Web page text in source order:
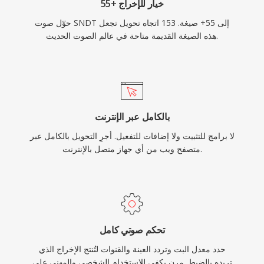
55+ خيار للإخراج
حوّل صوت SNDT إلى 55+ صيغة. 153 اتجاه تحويل تجعل
هذه الصيغة القديمة متاحة في عالم الصوت الحديث.
بالكامل عبر الإنترنت
لا برامج للتثبيت ولا إضافات للتفعيل. أجرِ التحويل بالكامل عبر
متصفح ويب من أي جهاز متصل بالإنترنت.
تحكم صوتي كامل
حدد معدل البت وتردد العينة والقنوات لتُنتج الإخراج الذي